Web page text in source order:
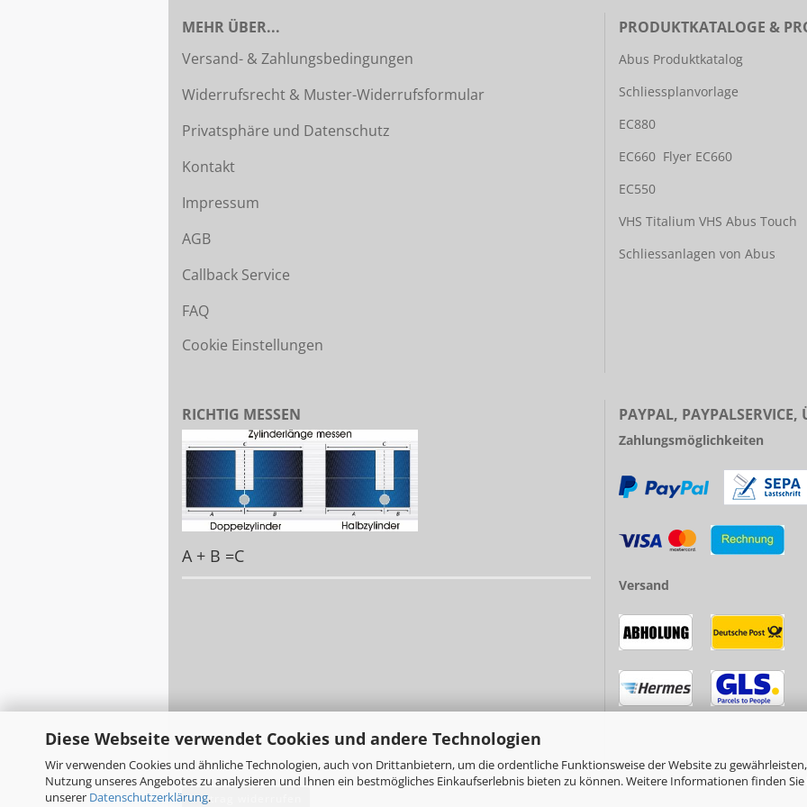
Diese Webseite verwendet Cookies und andere Technologien
Wir verwenden Cookies und ähnliche Technologien, auch von Drittanbietern, um die ordentliche Funktionsweise der Website zu
Nutzung unseres Angebotes zu analysieren und Ihnen ein bestmögliches Einkaufserlebnis bieten zu können. Weitere Informationen finden Sie
unserer Datenschutzerklärung.
MEHR ÜBER...
Versand- & Zahlungsbedingungen
Widerrufsrecht & Muster-Widerrufsformular
Privatsphäre und Datenschutz
Kontakt
Impressum
AGB
Callback Service
FAQ
Cookie Einstellungen
PRODUKTKATALOGE &
Abus Produktkatalog
Schliessplanvorlage
EC880
EC660 Flyer EC660
EC550
VHS Titalium VHS Abus Touch
Schliessanlagen von Abus
RICHTIG MESSEN
A + B =C
PAYPAL, PAYPALSERVICE,
Zahlungsmöglichkeiten
Versand
Vertrag widerrufen